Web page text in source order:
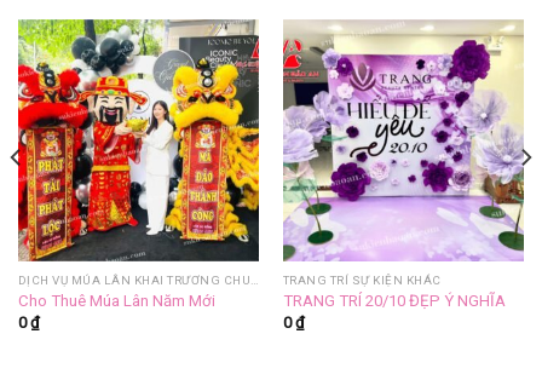
Cho Thuê Múa Lân Năm Mới
0₫
TRANG TRÍ SỰ KIỆN KHÁC
TRANG TRÍ 20/10 ĐẸP Ý NGHĨA
0₫